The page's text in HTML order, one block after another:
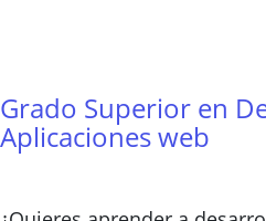
Grado Superior en
Aplicaciones web